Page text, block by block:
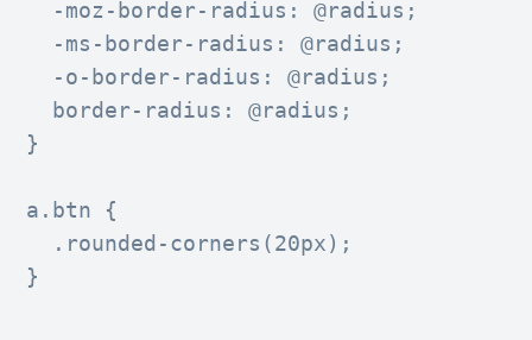
  -moz-border-radius: @radius;
  -ms-border-radius: @radius;
  -o-border-radius: @radius;
  border-radius: @radius;
}
a.btn {
  .rounded-corners(20px);
}